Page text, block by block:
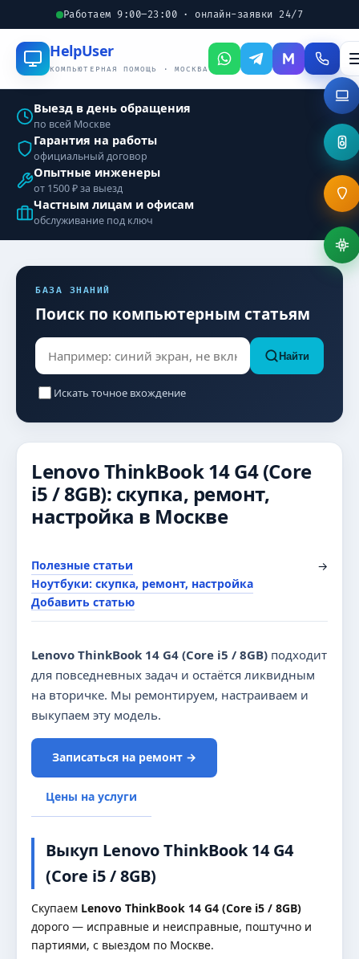
Работаем 9:00–23:00 · онлайн-заявки 24/7
HelpUser
КОМПЬЮТЕРНАЯ ПОМОЩЬ · МОСКВА
Выезд в день обращения
по всей Москве
Гарантия на работы
официальный договор
Опытные инженеры
от 1500 ₽ за выезд
Частным лицам и офисам
обслуживание под ключ
БАЗА ЗНАНИЙ
Поиск по компьютерным статьям
Найти
Искать точное вхождение
Lenovo ThinkBook 14 G4 (Core
i5 / 8GB): скупка, ремонт,
настройка в Москве
Полезные статьи
→
Ноутбуки: скупка, ремонт, настройка
Добавить статью
Lenovo ThinkBook 14 G4 (Core i5 / 8GB) подходит
для повседневных задач и остаётся ликвидным
на вторичке. Мы ремонтируем, настраиваем и
выкупаем эту модель.
Записаться на ремонт →
Цены на услуги
Выкуп Lenovo ThinkBook 14 G4
(Core i5 / 8GB)
Скупаем Lenovo ThinkBook 14 G4 (Core i5 / 8GB)
дорого — исправные и неисправные, поштучно и
партиями, с выездом по Москве.